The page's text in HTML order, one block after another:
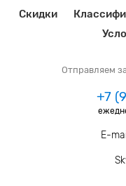
Скидки
Отправляем
+7
E-